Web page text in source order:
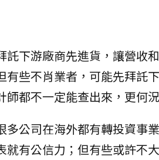
下游廠商先進貨，讓營收
些不肖業者，可能先拜託
都不一定能查出來，更何
公司在海外都有轉投資事
有公信力；但有些或許不